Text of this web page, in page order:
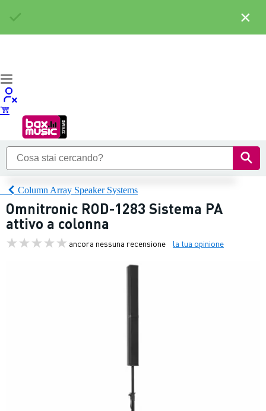
Column Array Speaker Systems
Omnitronic ROD-1283 Sistema PA
attivo a colonna
ancora nessuna recensione la tua opinione
×